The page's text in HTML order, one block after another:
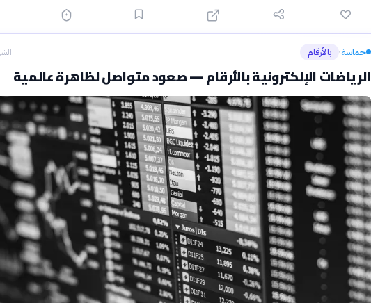
حماسة› بالأرقام
الرياضات الإلكترونية بالأرقام — صعود متواصل لظاهرة عالمية